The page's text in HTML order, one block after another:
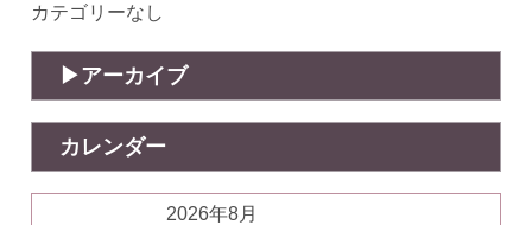
カテゴリーなし
アーカイブ
カレンダー
2026年8月